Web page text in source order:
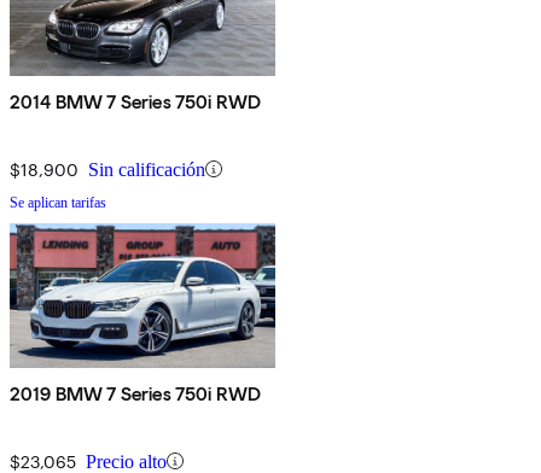
2014 BMW 7 Series 750i RWD
$18,900 Sin calificación
Se aplican tarifas
2019 BMW 7 Series 750i RWD
$23,065 Precio alto